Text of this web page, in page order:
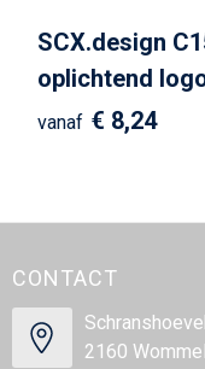
SCX.design
oplichtend
vanaf € 8,24
CONTACT
2160